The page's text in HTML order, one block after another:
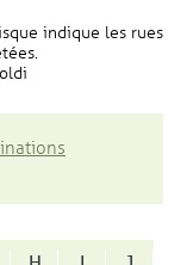
indique les rues